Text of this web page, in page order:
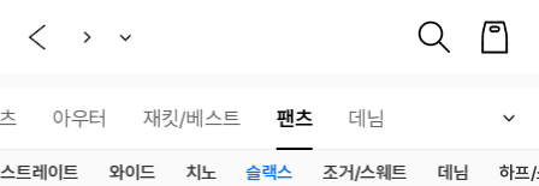
아우터 재킷/베스트 팬츠 데님
스트레이트 와이드 치노 슬랙스 조거/스웨트 데님 하프